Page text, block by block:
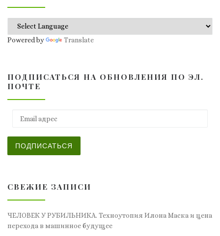
Powered by Translate
ПОДПИСАТЬСЯ НА ОБНОВЛЕНИЯ ПО ЭЛ.
ПОЧТЕ
ПОДПИСАТЬСЯ
СВЕЖИЕ ЗАПИСИ
ЧЕЛОВЕК У РУБИЛЬНИКА. Техноутопия Илона Маска и цена
перехода в машинное будущее